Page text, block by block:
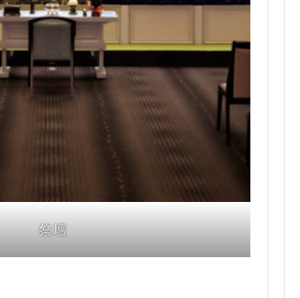
祭壇